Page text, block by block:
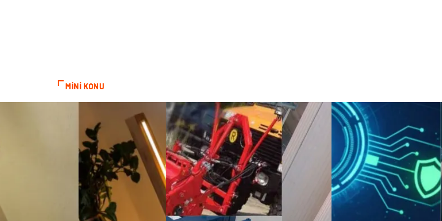
MİNİ KONU